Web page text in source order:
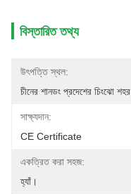
বিস্তারিত তথ্য
উৎপত্তি স্থল:
চীনের শানডং প্রদেশের চিংঝো শহর
সাক্ষ্যদান:
CE Certificate
একত্রিত করা সহজ:
হ্যাঁ।